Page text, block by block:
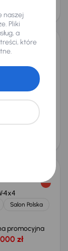
promocyjna
4x4
Salon Polska
promocyjna
zł
naszej
Pliki
a
które